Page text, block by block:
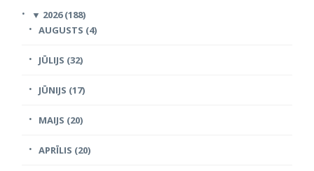
▼ 2026 (188)
AUGUSTS (4)
JŪLIJS (32)
JŪNIJS (17)
MAIJS (20)
APRĪLIS (20)